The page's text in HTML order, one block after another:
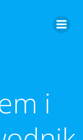
i